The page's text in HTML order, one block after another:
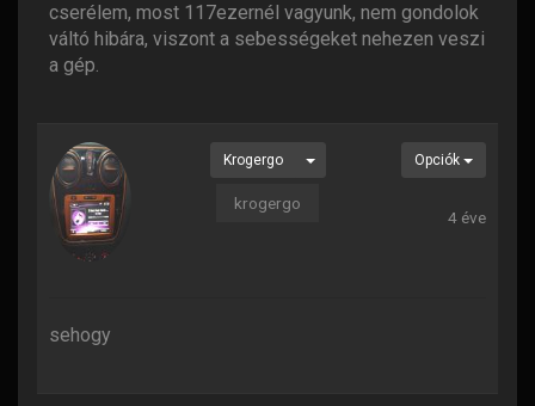
cserélem, most 117ezernél vagyunk, nem gondolok
váltó hibára, viszont a sebességeket nehezen veszi
a gép.
Krogergo
krogergo
Opciók
4 éve
sehogy